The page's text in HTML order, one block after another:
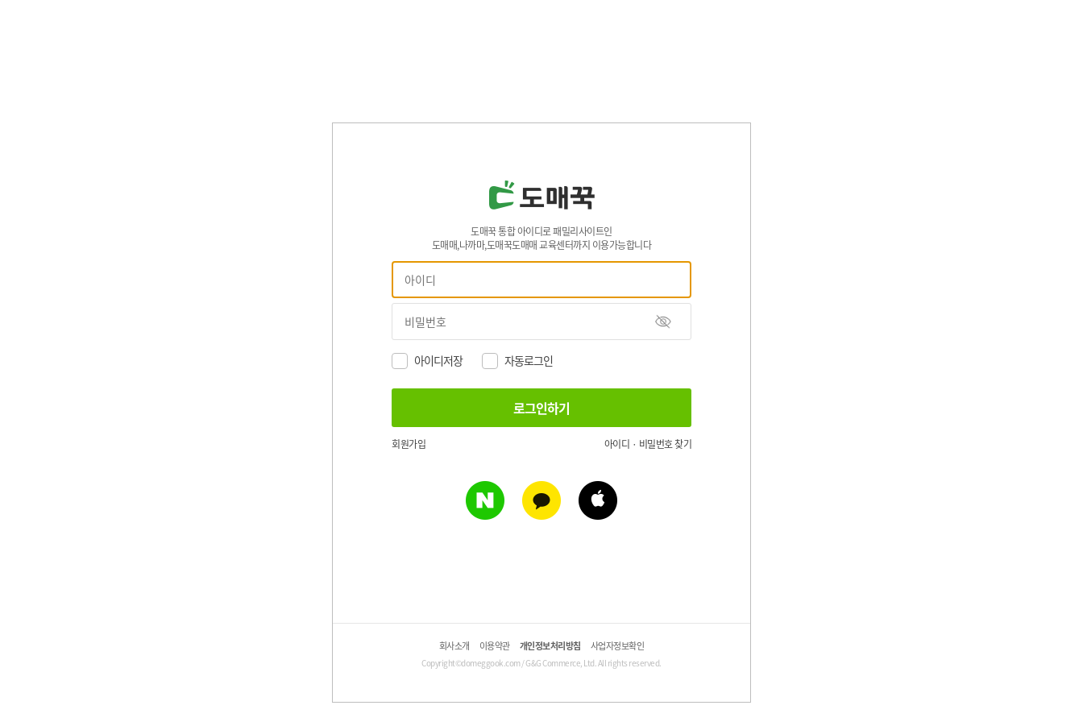
도매꾹 통합 아이디로 패밀리사이트인
도매매,나까마,도매꾹도매매 교육센터까지 이용가능합니다
아이디저장 자동로그인
회원가입 아이디 · 비밀번호 찾기
회사소개 이용약관 개인정보처리방침 사업자정보확인
Copyright©domeggook.com / G&G Commerce, Ltd. All rights reserved.